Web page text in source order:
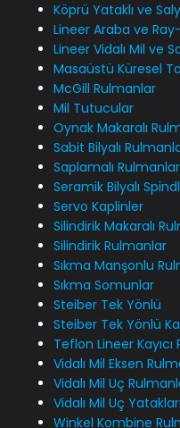
Köprü Yataklı ve
Lineer Araba ve
Lineer Vidalı Mil ve
Masaüstü Küresel
McGill Rulmanlar
Mil Tutucular
Oynak Makaralı
Sabit Bilyalı
Saplamalı Rulmanlar
Seramik Bilyalı
Servo Kaplinler
Silindirik Makaralı
Silindirik Rulmanlar
Sıkma Manşonlu
Sıkma Somunlar
Steiber Tek Yönlü
Steiber Tek Yönlü
Teflon Lineer
Vidalı Mil Eksen
Vidalı Mil Uç
Vidalı Mil Uç Yatakları
Winkel Kombine